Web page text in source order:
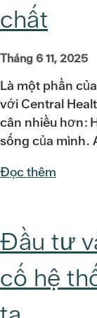
chất
Tháng 6 11, 2025
Là một phần
với Central
cân nhiều hơn:
sống của mình.
Đọc thêm
Đầu tư
cố hệ